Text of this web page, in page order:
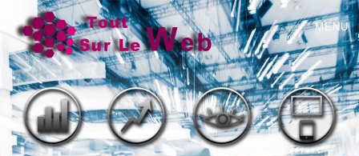
MENU